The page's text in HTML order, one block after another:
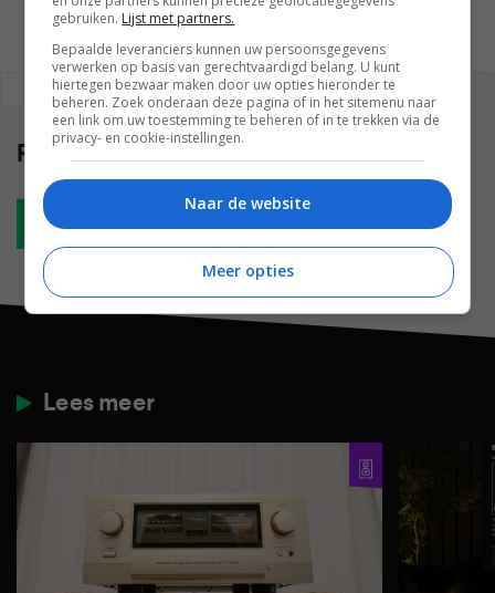
REAGEREN REACTIES (0)
Reacties(0)
Plaats reactie
Lees meer
gebruiken. Lijst met partners.
Bepaalde leveranciers kunnen uw persoonsgegevens
verwerken op basis van gerechtvaardigd belang. U kunt
hiertegen bezwaar maken door uw opties hieronder te
beheren. Zoek onderaan deze pagina of in het sitemenu naar
een link om uw toestemming te beheren of in te trekken via de
privacy- en cookie-instellingen.
Naar de website
Meer opties